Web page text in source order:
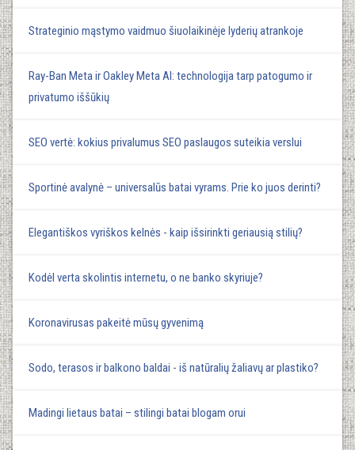
Strateginio mąstymo vaidmuo šiuolaikinėje lyderių atrankoje
Ray-Ban Meta ir Oakley Meta AI: technologija tarp patogumo ir
privatumo iššūkių
SEO vertė: kokius privalumus SEO paslaugos suteikia verslui
Sportinė avalynė – universalūs batai vyrams. Prie ko juos derinti?
Elegantiškos vyriškos kelnės - kaip išsirinkti geriausią stilių?
Kodėl verta skolintis internetu, o ne banko skyriuje?
Koronavirusas pakeitė mūsų gyvenimą
Sodo, terasos ir balkono baldai - iš natūralių žaliavų ar plastiko?
Madingi lietaus batai – stilingi batai blogam orui